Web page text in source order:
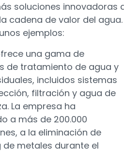
soluciones innovadoras
cadena de valor del agua.
ejemplos:
una gama de
de tratamiento de agua y
incluidos sistemas
filtración y agua de
La empresa ha
a más de 200.000
a la eliminación de
de metales durante el